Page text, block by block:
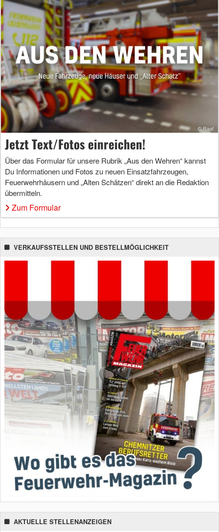
Jetzt Text/Fotos einreichen!
Über das Formular für unsere Rubrik „Aus den Wehren“ kannst
Du Informationen und Fotos zu neuen Einsatzfahrzeugen,
Feuerwehrhäusern und „Alten Schätzen“ direkt an die Redaktion
übermitteln.
Zum Formular
VERKAUFSSTELLEN UND BESTELLMÖGLICHKEIT
AKTUELLE STELLENANZEIGEN